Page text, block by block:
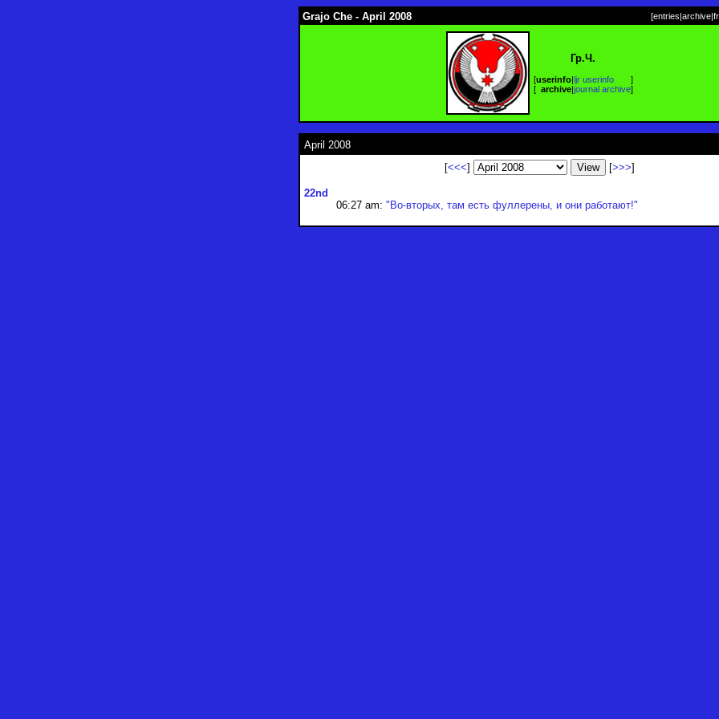
Grajo Che - April 2008 [entries|archive|
Гр.Ч.
[userinfo| ljr userinfo
]
[ archive| journal archive]
April 2008
[<<<] [>>>]
22nd
06:27 am: "Во-вторых, там есть фуллерены, и они работают!"